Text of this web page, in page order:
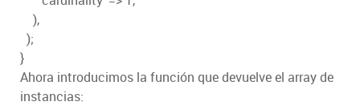
),
);
}
Ahora introducimos la función que devuelve el array de
instancias: